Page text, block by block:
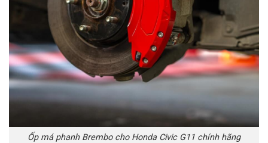
Ốp má phanh Brembo cho Honda Civic G11 chính hãng